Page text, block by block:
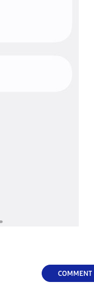
COMMENT